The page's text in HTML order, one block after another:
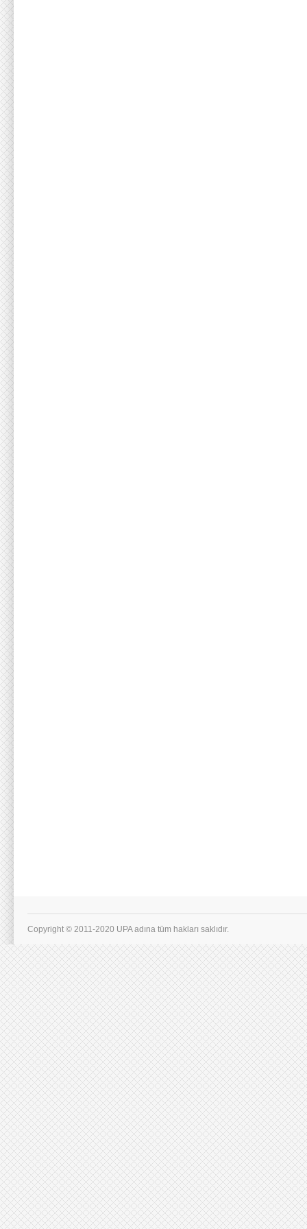
Copyright © 2011-2020 UPA adına tüm hakları saklıdır.